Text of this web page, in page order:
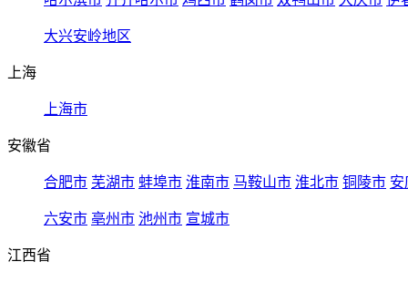
大兴安岭地区
上海
上海市
安徽省
合肥市 芜湖市 蚌埠市 淮南市 马鞍山市 淮北市 铜陵市 安
六安市 亳州市 池州市 宣城市
江西省